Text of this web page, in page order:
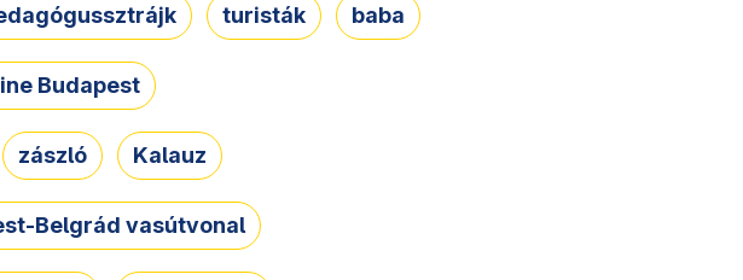
turisták baba
Budapest
zászló Kalauz
Belgrád vasútvonal